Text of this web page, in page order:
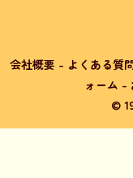
会社概要 - よくある質
ォーム -
©